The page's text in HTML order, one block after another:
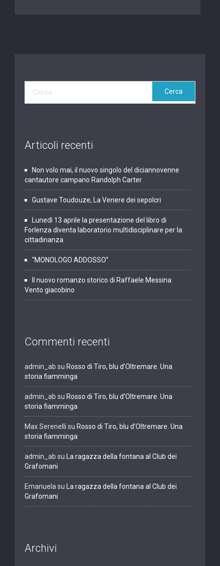
Articoli recenti
Non volo mai, il nuovo singolo del diciannovenne
cantautore campano Randolph Carter
Gustave Toudouze, La Venere dei sepolcri
Lunedì 13 aprile la presentazione del libro di
Forlenza diventa laboratorio multidisciplinare per la
cittadinanza
“MONOLOGO ADDOSSO”
Il nuovo romanzo storico di Raffaele Messina:
Vento giacobino
Commenti recenti
admin_ab su Rosso di Tiro, blu d’Oltremare. Una
storia fiamminga
admin_ab su Rosso di Tiro, blu d’Oltremare. Una
storia fiamminga
Max Serenelli su Rosso di Tiro, blu d’Oltremare. Una
storia fiamminga
admin_ab su
La ragazza della fontana al Club dei
Grafomani
Emanuela su
La ragazza della fontana al Club dei
Grafomani
Archivi